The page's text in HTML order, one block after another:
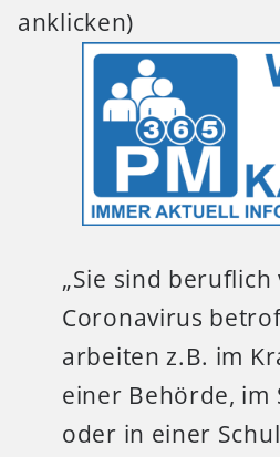
anklicken)
„Sie sind beruflich
Coronavirus
arbeiten z.B. im
einer Behörde, im
oder in einer